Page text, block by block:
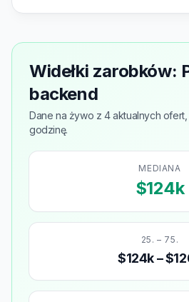
Widełki zarobków:
backend
Dane na żywo z 4 aktualnych
godzinę.
MEDIANA
$124k
25. – 75.
$124k –